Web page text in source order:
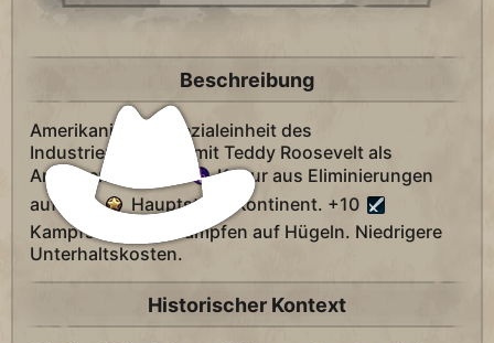
Beschreibung
Amerikanische Spezialeinheit des
Industriezeitalters, mit Teddy Roosevelt als
Anführer. Verdient
Kultur aus Eliminierungen
auf dem
Hauptstadt-Kontinent. +10
Kampfstärke bei Kämpfen auf Hügeln. Niedrigere
Unterhaltskosten.
Historischer Kontext